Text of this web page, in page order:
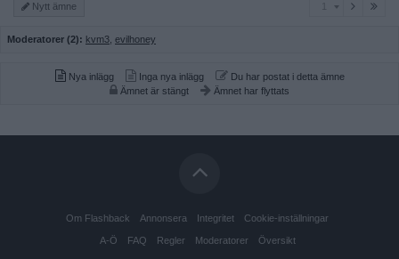
Nytt ämne
Moderatorer (2): kvm3 evilhoney
Nya inlägg Inga nya inlägg
Du har postat i detta ämne
Ämnet är stängt
Ämnet har flyttats
Om Flashback Annonsera Integritet Cookie-inställningar
A-Ö FAQ Regler Moderatorer Översikt